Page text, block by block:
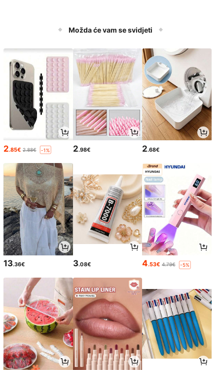
Možda će vam se svidjeti
2.85€ 2.88€ -1% 2.98€ 2.68€
13.36€ 3.08€ 4.53€ 4.79€ -5%